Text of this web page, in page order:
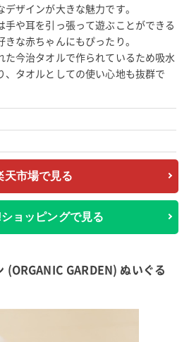
ザインが大きな魅力です。
手や耳を引っ張って遊ぶことができる
な赤ちゃんにもぴったり。
た今治タオルで作られているため吸水
、タオルとしての使い心地も抜群で
天市場で見る
ョッピングで見る
(ORGANIC GARDEN) ぬいぐる